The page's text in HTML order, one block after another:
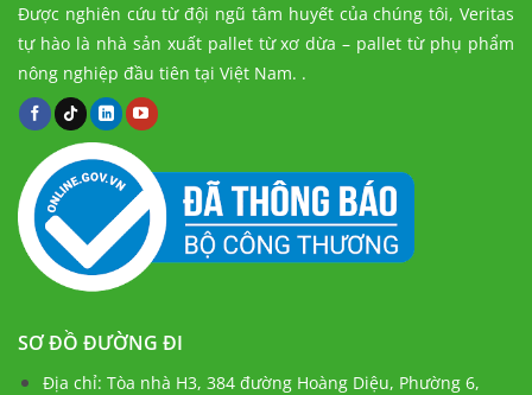
Được nghiên cứu từ đội ngũ tâm huyết của chúng tôi, Veritas
tự hào là nhà sản xuất pallet từ xơ dừa – pallet từ phụ phẩm
nông nghiệp đầu tiên tại Việt Nam. .
SƠ ĐỒ ĐƯỜNG ĐI
Địa chỉ: Tòa nhà H3, 384 đường Hoàng Diệu, Phường 6,